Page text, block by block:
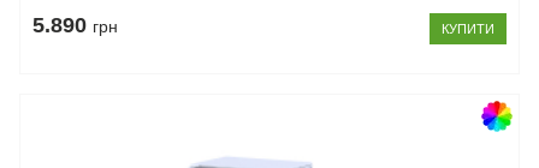
5.890 грн КУПИТИ